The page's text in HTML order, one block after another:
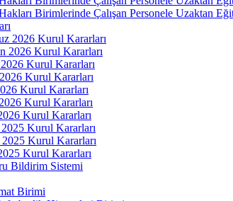
Birimlerinde Çalışan Personele Uzaktan
2026 Kurul Kararları
2026 Kurul Kararları
Kurul Kararları
Kurul Kararları
Kurul Kararları
Kurul Kararları
Kurul Kararları
Kurul Kararları
2025 Kurul Kararları
Kurul Kararları
Bildirim Sistemi
Birimi